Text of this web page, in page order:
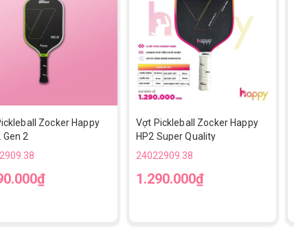
Zocker Happy
Gen 2
Vợt Pickleball Zocker Happy
HP2 Super Quality
24022909.38
1.290.000₫